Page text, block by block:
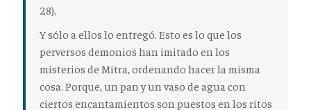
28).
Y sólo a ellos lo entregó. Esto es lo que los
perversos demonios han imitado en los
misterios de Mitra, ordenando hacer la misma
cosa. Porque, un pan y un vaso de agua con
ciertos encantamientos son puestos en los ritos